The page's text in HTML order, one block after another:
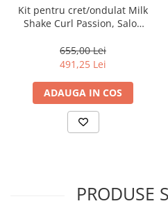
Kit pentru cret/ondulat Milk
Shake Curl Passion, Salon
655,00 Lei
491,25 Lei
ADAUGA IN COS
PRODUSE